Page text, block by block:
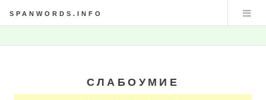
SPANWORDS.INFO
СЛАБОУМИЕ